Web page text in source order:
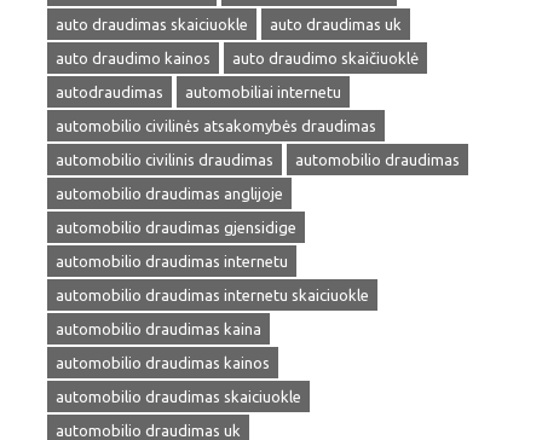
auto draudimas skaiciuokle
auto draudimas uk
auto draudimo kainos
auto draudimo skaičiuoklė
autodraudimas
automobiliai internetu
automobilio civilinės atsakomybės draudimas
automobilio civilinis draudimas
automobilio draudimas
automobilio draudimas anglijoje
automobilio draudimas gjensidige
automobilio draudimas internetu
automobilio draudimas internetu skaiciuokle
automobilio draudimas kaina
automobilio draudimas kainos
automobilio draudimas skaiciuokle
automobilio draudimas uk